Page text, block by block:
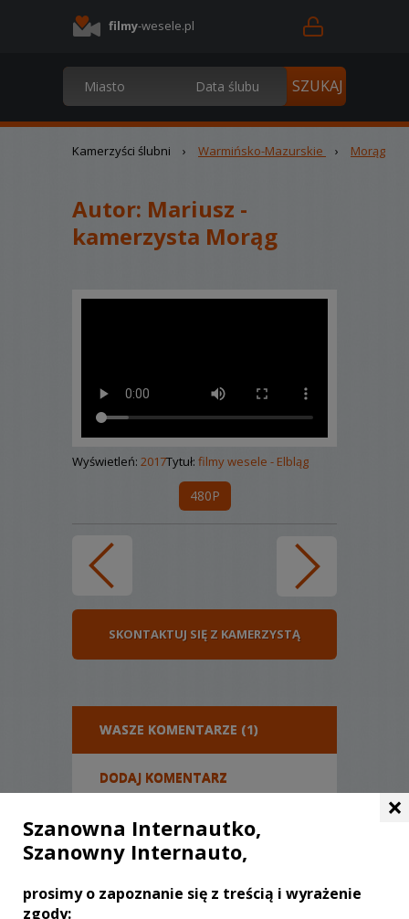
filmy-wesele.pl
Kamerzyści ślubni › Warmińsko-Mazurskie › Morąg
Autor: Mariusz -
kamerzysta Morąg
Wyświetleń: 2017Tytuł: filmy wesele - Elbląg
480P
SKONTAKTUJ SIĘ Z KAMERZYSTĄ
WASZE KOMENTARZE (1)
DODAJ KOMENTARZ
co za akcja... jak nie podziwianie
widoków, tak całowanie się przed
kamerą... super ekscytujące
2017-07-24 14:38:26
×
Szanowna Internautko,
Szanowny Internauto,
prosimy o zapoznanie się z treścią i wyrażenie
zgody: